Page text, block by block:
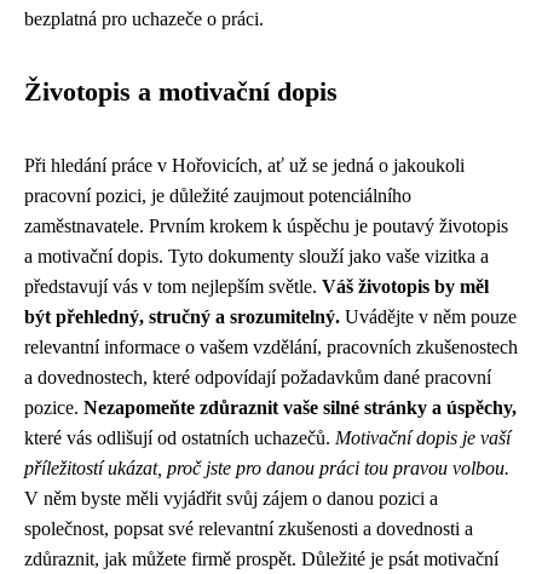
bezplatná pro uchazeče o práci.
Životopis a motivační dopis
Při hledání práce v Hořovicích, ať už se jedná o jakoukoli
pracovní pozici, je důležité zaujmout potenciálního
zaměstnavatele. Prvním krokem k úspěchu je poutavý životopis
a motivační dopis. Tyto dokumenty slouží jako vaše vizitka a
představují vás v tom nejlepším světle. Váš životopis by měl
být přehledný, stručný a srozumitelný. Uvádějte v něm pouze
relevantní informace o vašem vzdělání, pracovních zkušenostech
a dovednostech, které odpovídají požadavkům dané pracovní
pozice. Nezapomeňte zdůraznit vaše silné stránky a úspěchy,
které vás odlišují od ostatních uchazečů. Motivační dopis je vaší
příležitostí ukázat, proč jste pro danou práci tou pravou volbou.
V něm byste měli vyjádřit svůj zájem o danou pozici a
společnost, popsat své relevantní zkušenosti a dovednosti a
zdůraznit, jak můžete firmě prospět. Důležité je psát motivační